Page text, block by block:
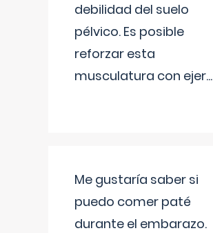
debilidad del suelo
pélvico. Es posible
reforzar esta
musculatura con ejer...
Me gustaría saber si
puedo comer paté
durante el embarazo.